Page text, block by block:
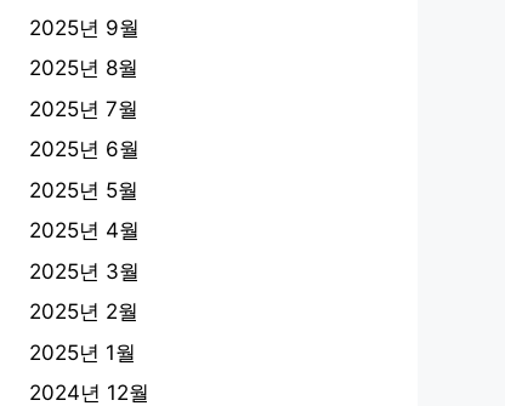
2025년 9월
2025년 8월
2025년 7월
2025년 6월
2025년 5월
2025년 4월
2025년 3월
2025년 2월
2025년 1월
2024년 12월